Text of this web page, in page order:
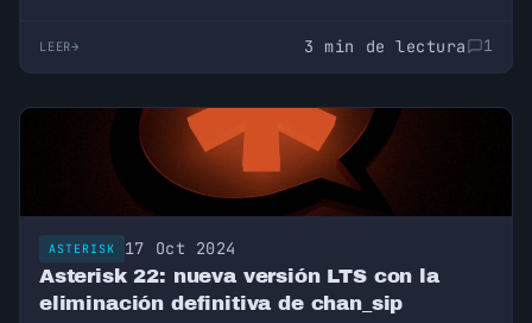
todo lo que trae.
LEER 3 min de lectura 1
ASTERISK 17 Oct 2024
Asterisk 22: nueva versión LTS con la
eliminación definitiva de chan_sip